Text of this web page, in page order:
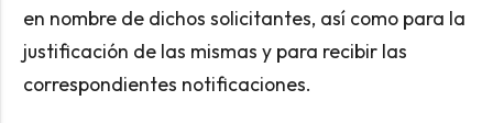
en nombre de dichos solicitantes, así como para la
justificación de las mismas y para recibir las
correspondientes notificaciones.